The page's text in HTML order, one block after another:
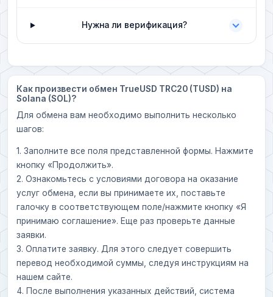
Нужна ли верификация?
Как произвести обмен TrueUSD TRC20 (TUSD) на
Solana (SOL)?
Для обмена вам необходимо выполнить несколько
шагов:
1. Заполните все поля представленной формы. Нажмите
кнопку «Продолжить».
2. Ознакомьтесь с условиями договора на оказание
услуг обмена, если вы принимаете их, поставьте
галочку в соответствующем поле/нажмите кнопку «Я
принимаю соглашение». Еще раз проверьте данные
заявки.
3. Оплатите заявку. Для этого следует совершить
перевод необходимой суммы, следуя инструкциям на
нашем сайте.
4. После выполнения указанных действий, система